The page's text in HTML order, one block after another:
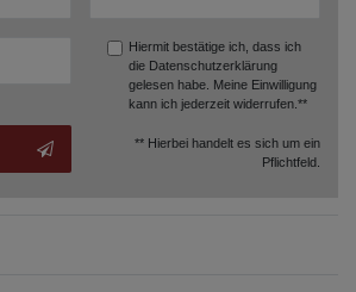
Hiermit bestätige ich, dass ich
die Datenschutzerklärung
gelesen habe. Meine Einwilligung
kann ich jederzeit widerrufen.**
** Hierbei handelt es sich um ein
Pflichtfeld.